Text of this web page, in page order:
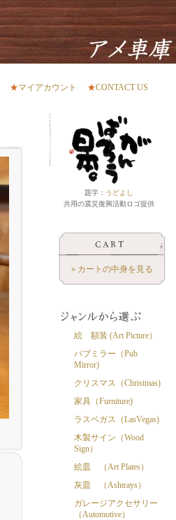
★マイアカウント ★CONTACT US
題字： うどよし
共用の震災復興活動ロゴ提供
» カートの中身を見る
絵 額装 (Art Picture）
パブミラー（Pub
Mirror)
クリスマス（Christmas)
家具（Furniture)
ラスベガス（LasVegas)
木製サイン（Wood
Sign）
絵皿 （Art Plates）
灰皿 （Ashtrays）
ガレージアクセサリー
（Automotive）